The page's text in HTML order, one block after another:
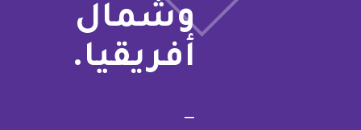
وشمال
أفريقيا.
—